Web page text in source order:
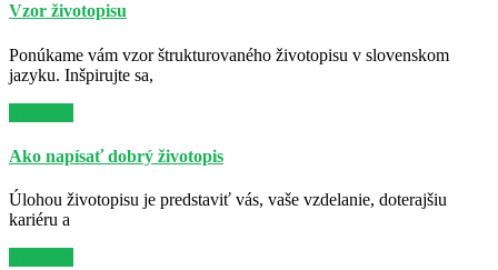
Vzor životopisu
Ponúkame vám vzor štrukturovaného životopisu v slovenskom
jazyku. Inšpirujte sa,
Ako napísať dobrý životopis
Úlohou životopisu je predstaviť vás, vaše vzdelanie, doterajšiu
kariéru a